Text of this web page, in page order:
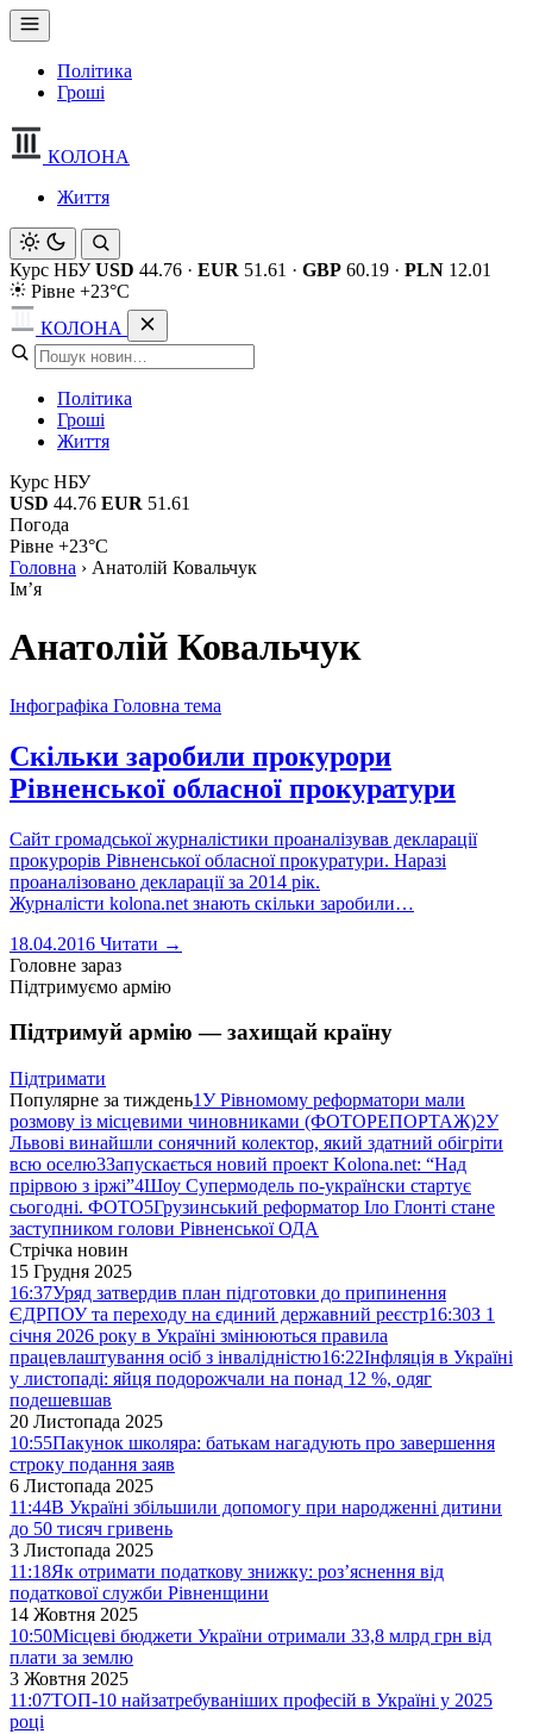
Політика
Гроші
КОЛОНА
Життя
Курс НБУ USD 44.76 · EUR 51.61 · GBP 60.19 · PLN 12.01
Рівне +23°C
КОЛОНА
Політика
Гроші
Життя
Курс НБУ
USD 44.76 EUR 51.61
Погода
Рівне +23°C
Головна › Анатолій Ковальчук
Імʼя
Анатолій Ковальчук
Інфографіка Головна тема
Скільки заробили прокурори
Рівненської обласної прокуратури
Сайт громадської журналістики проаналізував декларації
прокурорів Рівненської обласної прокуратури. Наразі
проаналізовано декларації за 2014 рік.
Журналісти kolona.net знають скільки заробили…
18.04.2016 Читати →
Головне зараз
Підтримуємо армію
Підтримуй армію — захищай країну
Підтримати
Популярне за тиждень1У Рівномому реформатори мали
розмову із місцевими чиновниками (ФОТОРЕПОРТАЖ)2У
Львові винайшли сонячний колектор, який здатний обігріти
всю оселю3Запускається новий проект Kolona.net: “Над
прірвою з іржі”4Шоу Супермодель по-українски стартує
сьогодні. ФОТО5Грузинський реформатор Іло Глонті стане
заступником голови Рівненської ОДА
Стрічка новин
15 Грудня 2025
16:37Уряд затвердив план підготовки до припинення
ЄДРПОУ та переходу на єдиний державний реєстр16:30З 1
січня 2026 року в Україні змінюються правила
працевлаштування осіб з інвалідністю16:22Інфляція в Україні
у листопаді: яйця подорожчали на понад 12 %, одяг
подешевшав
20 Листопада 2025
10:55Пакунок школяра: батькам нагадують про завершення
строку подання заяв
6 Листопада 2025
11:44В Україні збільшили допомогу при народженні дитини
до 50 тисяч гривень
3 Листопада 2025
11:18Як отримати податкову знижку: роз’яснення від
податкової служби Рівненщини
14 Жовтня 2025
10:50Місцеві бюджети України отримали 33,8 млрд грн від
плати за землю
3 Жовтня 2025
11:07ТОП-10 найзатребуваніших професій в Україні у 2025
році